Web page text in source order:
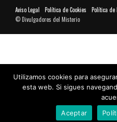
Aviso Legal Política de Cookies Política de
© Divulgadores del Misterio
Utilizamos cookies para
esta web. Si sigues
Aceptar